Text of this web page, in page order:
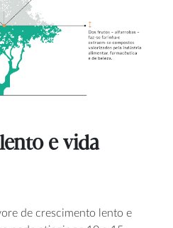
e vida
de crescimento lento e